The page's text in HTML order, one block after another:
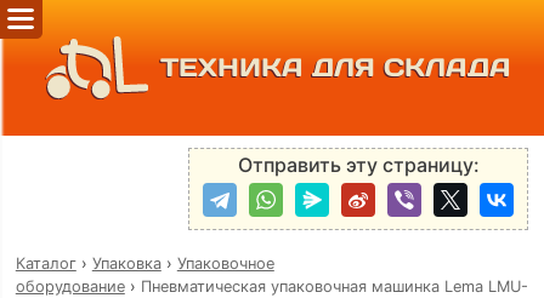
ТЕХНИКА ДЛЯ СКЛАДА
Отправить эту страницу:
Каталог› Упаковка› Упаковочное
оборудование› Пневматическая упаковочная машинка Lema LMU-